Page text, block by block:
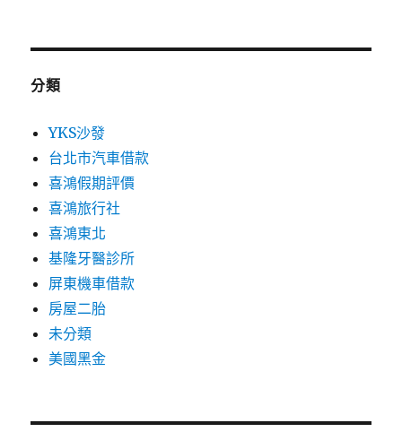
分類
YKS沙發
台北市汽車借款
喜鴻假期評價
喜鴻旅行社
喜鴻東北
基隆牙醫診所
屏東機車借款
房屋二胎
未分類
美國黑金